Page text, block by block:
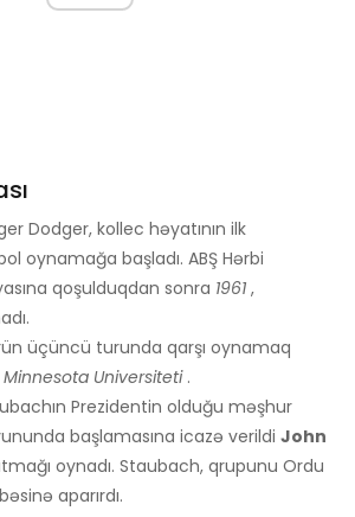
Dodger, kollec həyatının ilk
oynamağa başladı. ABŞ Hərbi
qoşulduqdan sonra 1961 ,
üçüncü turunda qarşı oynamaq
Minnesota Universiteti.
Prezidentin olduğu məşhur
başlamasına icazə verildi John
oynadı. Staubach, qrupunu Ordu
aparırdı.